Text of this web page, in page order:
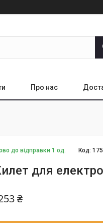
Про нас
до відправки 1 од. Код:
для
₴